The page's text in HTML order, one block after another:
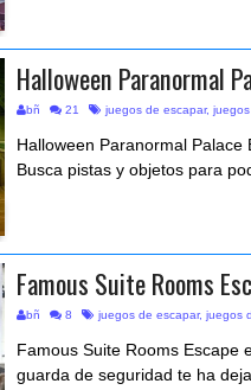
Halloween Paranormal
bñ 21 juegos de escapar,
Halloween Paranormal Palace
Busca pistas y objetos para
Famous Suite Rooms
bñ 8 juegos de escapar, juegos
Famous Suite Rooms Escape
guarda de seguridad te ha